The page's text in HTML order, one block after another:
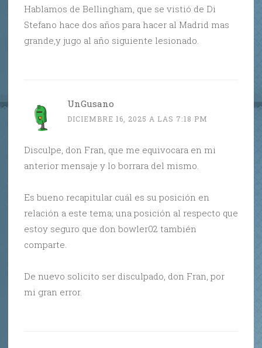
Hablamos de Bellingham, que se vistió de Di
Stefano hace dos años para hacer al Madrid mas
grande,y jugo al año siguiente lesionado.
UnGusano
DICIEMBRE 16, 2025 A LAS 7:18 PM
Disculpe, don Fran, que me equivocara en mi
anterior mensaje y lo borrara del mismo.
Es bueno recapitular cuál es su posición en
relación a este tema; una posición al respecto que
estoy seguro que don bowler02 también
comparte.
De nuevo solicito ser disculpado, don Fran, por
mi gran error.